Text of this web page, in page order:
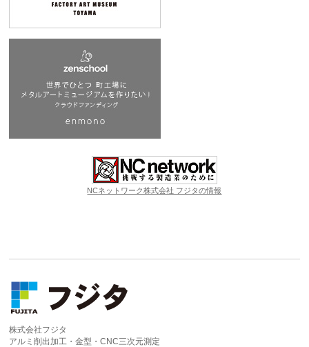
NCネットワーク株式会社 フジタの情報
株式会社フジタ
アルミ削出加工・金型・CNC三次元測定